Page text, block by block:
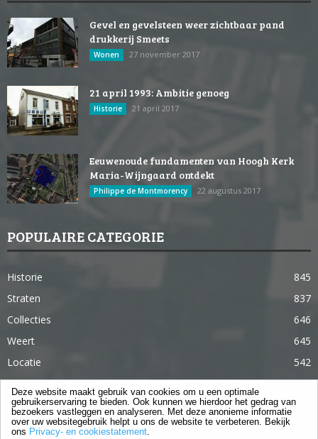
Gevel en gevelsteen weer zichtbaar pand
drukkerij Smeets
Wonen 27 november 2017
21 april 1993: Ambitie genoeg
Historie 21 april 2017
Eeuwenoude fundamenten van Hoogh Kerk
Maria-Wijngaard ontdekt
Philippe de Montmorency 22 augustus 2017
POPULAIRE CATEGORIE
Historie
845
Straten
837
Collecties
646
Weert
645
Locatie
542
Weert in 365 dagen
363
Gebouwen
285
Lifestyle
Deze website maakt gebruik van cookies om u een optimale
gebruikerservaring te bieden. Ook kunnen we hierdoor het gedrag van
bezoekers vastleggen en analyseren. Met deze anonieme informatie
over uw websitegebruik helpt u ons de website te verbeteren. Bekijk
ons Privacy- en cookiestatement.